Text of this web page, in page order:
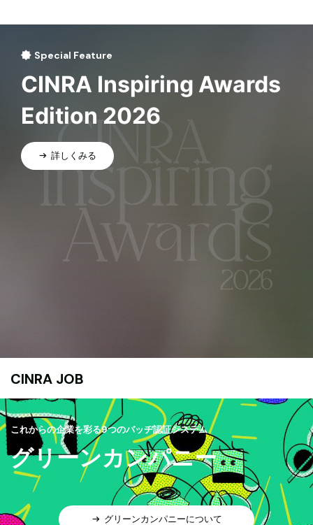
Special Feature
CINRA Inspiring Awards
Edition 2026
詳しくみる
CINRA JOB
これからの企業を彩る9つのバッヂ認証システム
グリーンカンパニー
グリーンカンパニーについて